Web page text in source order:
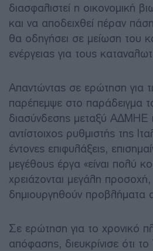
διασφαλιστεί η οικονομική
και να αποδειχθεί πέραν
θα οδηγήσει σε μείωση του
ενέργειας για τους
Απαντώντας σε ερώτηση για
παρέπεμψε στο παράδειγμα
διασύνδεσης μεταξύ ΑΔΜΗΕ
αντίστοιχος ρυθμιστής της
έντονες επιφυλάξεις,
μεγέθους έργα «είναι πολύ
χρειάζονται μεγάλη
δημιουργηθούν προβλήματα
Σε ερώτηση για το χρονικό
απόφασης, διευκρίνισε ότι